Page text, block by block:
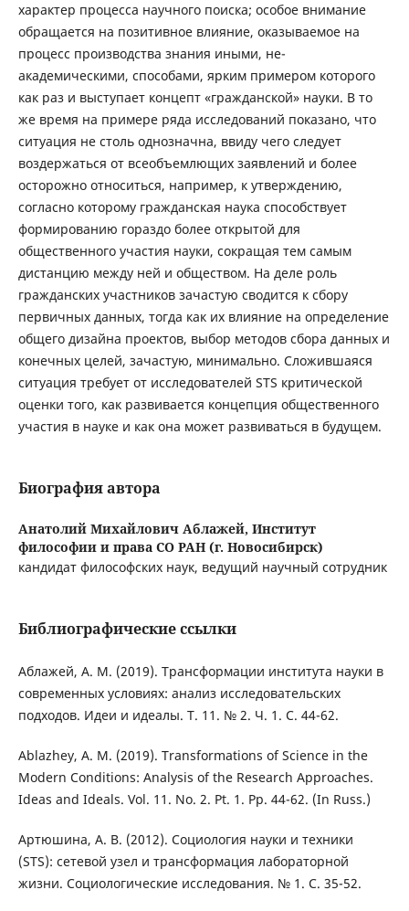
характер процесса научного поиска; особое внимание
обращается на позитивное влияние, оказываемое на
процесс производства знания иными, не-
академическими, способами, ярким примером которого
как раз и выступает концепт «гражданской» науки. В то
же время на примере ряда исследований показано, что
ситуация не столь однозначна, ввиду чего следует
воздержаться от всеобъемлющих заявлений и более
осторожно относиться, например, к утверждению,
согласно которому гражданская наука способствует
формированию гораздо более открытой для
общественного участия науки, сокращая тем самым
дистанцию между ней и обществом. На деле роль
гражданских участников зачастую сводится к сбору
первичных данных, тогда как их влияние на определение
общего дизайна проектов, выбор методов сбора данных и
конечных целей, зачастую, минимально. Сложившаяся
ситуация требует от исследователей STS критической
оценки того, как развивается концепция общественного
участия в науке и как она может развиваться в будущем.
Биография автора
Анатолий Михайлович Аблажей, Институт
философии и права СО РАН (г. Новосибирск)
кандидат философских наук, ведущий научный сотрудник
Библиографические ссылки
Аблажей, А. М. (2019). Трансформации института науки в
современных условиях: анализ исследовательских
подходов. Идеи и идеалы. Т. 11. № 2. Ч. 1. С. 44-62.
Ablazhey, А. M. (2019). Transformations of Science in the
Modern Conditions: Analysis of the Research Approaches.
Ideas and Ideals. Vol. 11. No. 2. Pt. 1. Pp. 44-62. (In Russ.)
Артюшина, А. В. (2012). Социология науки и техники
(STS): сетевой узел и трансформация лабораторной
жизни. Социологические исследования. № 1. С. 35-52.